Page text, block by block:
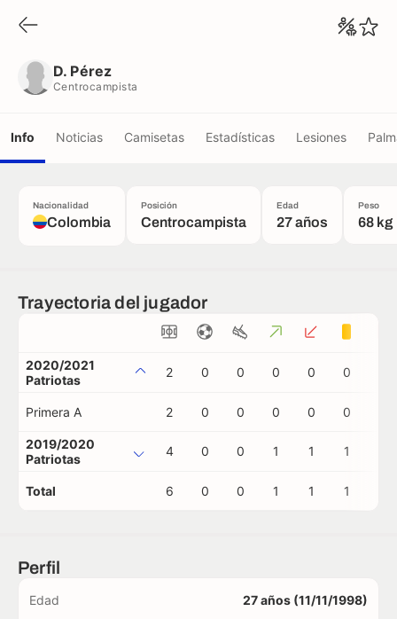
D. Pérez
Centrocampista
Info Noticias Camisetas Estadísticas Lesiones
Nacionalidad
Colombia
Posición
Centrocampista
Edad
27 años
Peso
68 kg
Trayectoria del jugador
2020/2021
Patriotas
2 0 0 0 0 0
Primera A 2 0 0 0 0 0
2019/2020
Patriotas
4 0 0 1 1 1
Total 6 0 0 1 1 1
Perfil
Edad 27 años (11/11/1998)